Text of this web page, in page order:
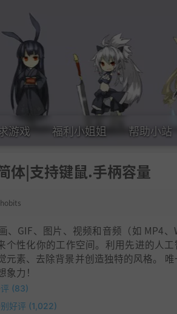
游戏 福利小姐姐 帮助小站
体|支持键鼠.手柄容量
、GIF、图片、视频和音频（如 MP4、
个性化你的工作空间。利用先进的人工
元素、去除背景并创造独特的风格。 唯
力！
(83)
好评 (1,022)